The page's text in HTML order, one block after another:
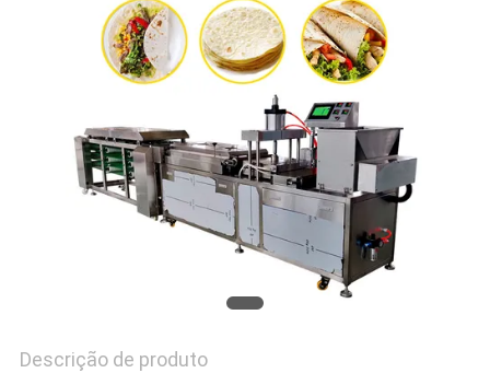
PRIVACY
POLICY
Descrição de produto